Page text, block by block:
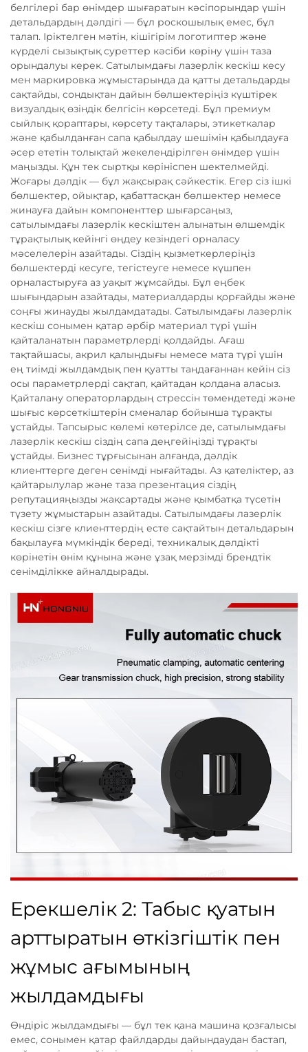
белгілері бар өнімдер шығаратын кәсіпорындар үшін
детальдардың дәлдігі — бұл роскошылық емес, бұл
талап. Іріктелген мәтін, кішігірім логотиптер және
күрделі сызықтық суреттер кәсіби көріну үшін таза
орындалуы керек. Сатылымдағы лазерлік кескіш кесу
мен маркировка жұмыстарында да қатты детальдарды
сақтайды, сондықтан дайын бөлшектеріңіз күштірек
визуалдық өзіндік белгісін көрсетеді. Бұл премиум
сыйлық қораптары, көрсету тақталары, этикеткалар
және қабылданған сапа қабылдау шешімін қабылдауға
әсер ететін толықтай жекелендірілген өнімдер үшін
маңызды. Құн тек сыртқы көрініспен шектелмейді.
Жоғары дәлдік — бұл жақсырақ сәйкестік. Егер сіз ішкі
бөлшектер, ойықтар, қабаттасқан бөлшектер немесе
жинауға дайын компоненттер шығарсаңыз,
сатылымдағы лазерлік кескіштен алынатын өлшемдік
тұрақтылық кейінгі өңдеу кезіндегі орналасу
мәселелерін азайтады. Сіздің қызметкерлеріңіз
бөлшектерді кесуге, тегістеуге немесе күшпен
орналастыруға аз уақыт жұмсайды. Бұл еңбек
шығындарын азайтады, материалдарды қорғайды және
соңғы жинауды жылдамдатады. Сатылымдағы лазерлік
кескіш сонымен қатар әрбір материал түрі үшін
қайталанатын параметрлерді қолдайды. Ағаш
тақтайшасы, акрил қалыңдығы немесе мата түрі үшін
ең тиімді жылдамдық пен қуатты таңдағаннан кейін сіз
осы параметрлерді сақтап, қайтадан қолдана аласыз.
Қайталану операторлардың стрессін төмендетеді және
шығыс көрсеткіштерін сменалар бойынша тұрақты
ұстайды. Тапсырыс көлемі көтерілсе де, сатылымдағы
лазерлік кескіш сіздің сапа деңгейіңізді тұрақты
ұстайды. Бизнес тұрғысынан алғанда, дәлдік
клиенттерге деген сенімді нығайтады. Аз қателіктер, аз
қайтарылулар және таза презентация сіздің
репутацияңызды жақсартады және қымбатқа түсетін
түзету жұмыстарын азайтады. Сатылымдағы лазерлік
кескіш сізге клиенттердің есте сақтайтын детальдарын
бақылауға мүмкіндік береді, техникалық дәлдікті
көрінетін өнім құнына және ұзақ мерзімді брендтік
сенімділікке айналдырады.
Ерекшелік 2: Табыс қуатын
арттыратын өткізгіштік пен
жұмыс ағымының
жылдамдығы
Өндіріс жылдамдығы — бұл тек қана машина қозғалысы
емес, сонымен қатар файлдарды дайындаудан бастап,